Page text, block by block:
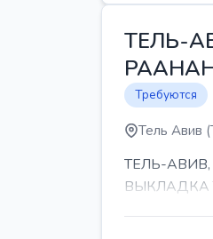
ТЕЛЬ-
Требуются
Тель Авив
ТЕЛЬ-
ВЫКЛАДКА